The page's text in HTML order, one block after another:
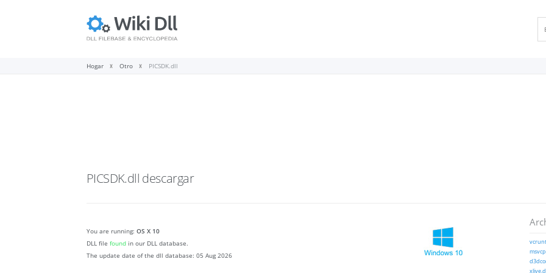
Hogar Otro PICSDK.dll
PICSDK.dll descargar
You are running: OS X 10
DLL file found in our DLL database.
The update date of the dll database: 05 Aug 2026